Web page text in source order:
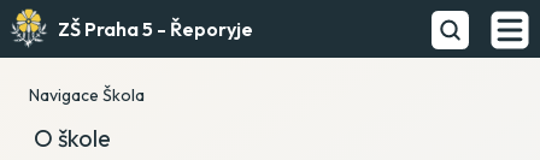
ZŠ Praha 5 - Řeporyje
Navigace Škola
O škole